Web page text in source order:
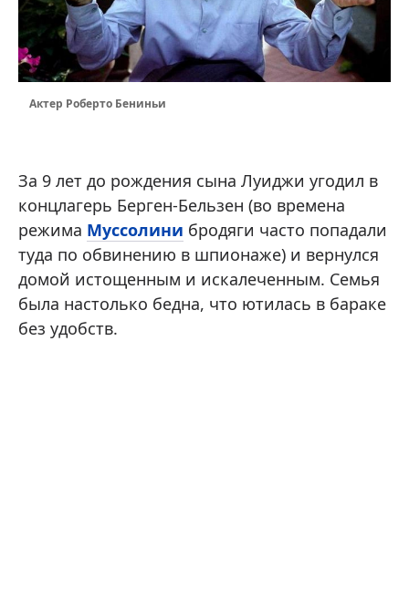
Актер Роберто Бениньи
За 9 лет до рождения сына Луиджи угодил в
концлагерь Берген-Бельзен (во времена
режима Муссолини бродяги часто попадали
туда по обвинению в шпионаже) и вернулся
домой истощенным и искалеченным. Семья
была настолько бедна, что ютилась в бараке
без удобств.